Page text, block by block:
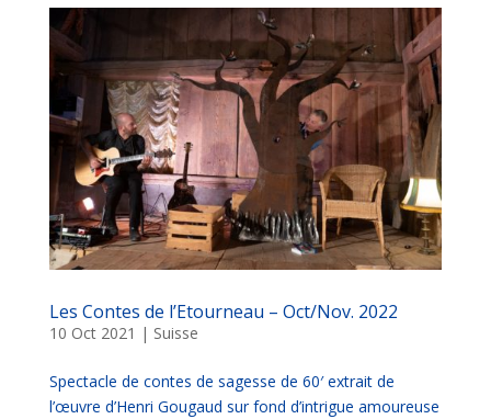
Les Contes de l’Etourneau – Oct/Nov. 2022
10 Oct 2021 | Suisse
Spectacle de contes de sagesse de 60′ extrait de
l’œuvre d’Henri Gougaud sur fond d’intrigue amoureuse